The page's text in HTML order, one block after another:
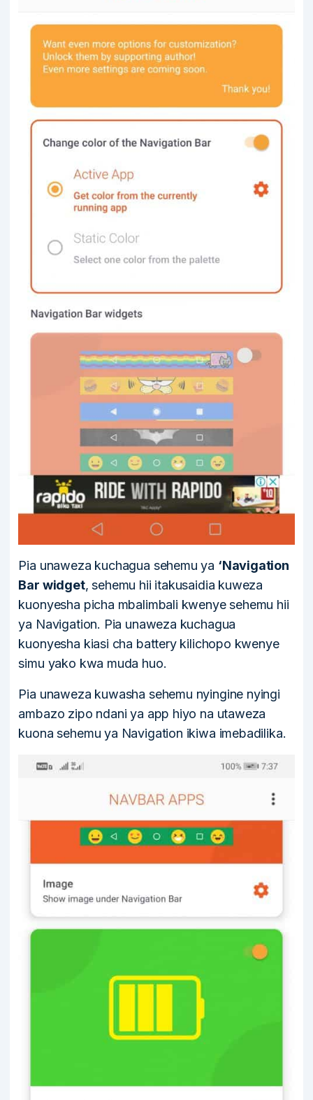
Pia unaweza kuchagua sehemu ya ‘Navigation
Bar widget, sehemu hii itakusaidia kuweza
kuonyesha picha mbalimbali kwenye sehemu hii
ya Navigation. Pia unaweza kuchagua
kuonyesha kiasi cha battery kilichopo kwenye
simu yako kwa muda huo.
Pia unaweza kuwasha sehemu nyingine nyingi
ambazo zipo ndani ya app hiyo na utaweza
kuona sehemu ya Navigation ikiwa imebadilika.